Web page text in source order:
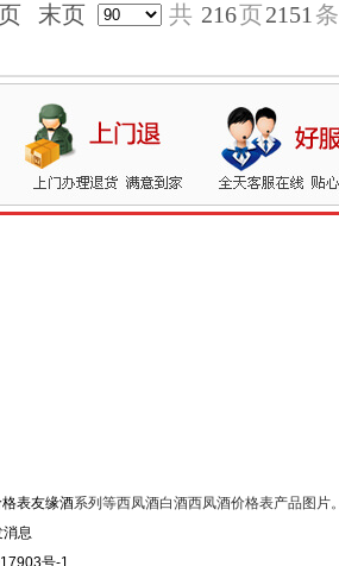
末页 共 216页2151 条
表友缘酒系列等西凤酒白酒西凤酒价格表产品图片。
号-1